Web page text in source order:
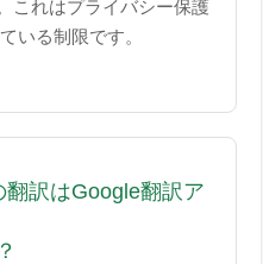
これはプライバシー保護
いる制限です。
訳はGoogle翻訳ア